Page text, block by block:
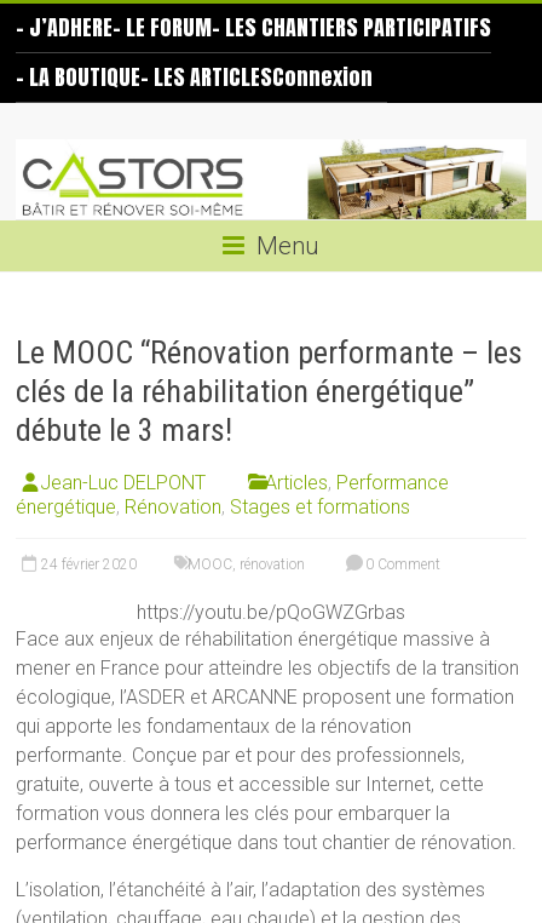
content
– J’ADHERE– LE FORUM– LES CHANTIERS PARTICIPATIFS
– LA BOUTIQUE– LES ARTICLESConnexion
Castors
même
Menu
Le MOOC “Rénovation performante – les
clés de la réhabilitation énergétique”
débute le 3 mars!
Jean-Luc DELPONT Articles, Performance
énergétique, Rénovation, Stages et formations
24 février 2020 MOOC rénovation 0 Comment
https://youtu.be/pQoGWZGrbas
Face aux enjeux de réhabilitation énergétique massive à
mener en France pour atteindre les objectifs de la transition
écologique, l’ASDER et ARCANNE proposent une formation
qui apporte les fondamentaux de la rénovation
performante. Conçue par et pour des professionnels,
gratuite, ouverte à tous et accessible sur Internet, cette
formation vous donnera les clés pour embarquer la
performance énergétique dans tout chantier de rénovation.
L’isolation, l’étanchéité à l’air, l’adaptation des systèmes
(ventilation, chauffage, eau chaude) et la gestion des